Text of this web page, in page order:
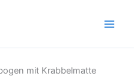
mit Krabbelmatte